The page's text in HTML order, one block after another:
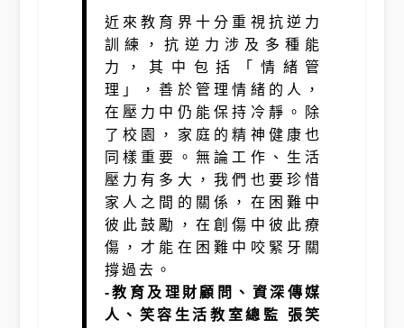
近來教育界十分重視抗逆力
訓練，抗逆力涉及多種能
力，其中包括「情緒管
理」，善於管理情緒的人，
在壓力中仍能保持冷靜。除
了校園，家庭的精神健康也
同樣重要。無論工作、生活
壓力有多大，我們也要珍惜
家人之間的關係，在困難中
彼此鼓勵，在創傷中彼此療
傷，才能在困難中咬緊牙關
撐過去。
-教育及理財顧問、資深傳媒
人、笑容生活教室總監 張笑